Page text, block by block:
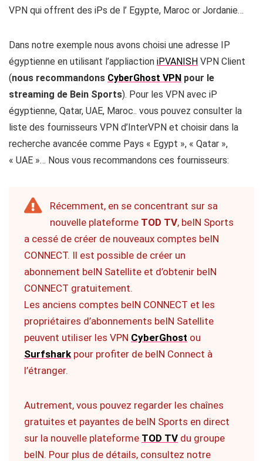
VPN qui offrent des iPs de l’ Egypte, Maroc or Jordanie…
Dans notre exemple nous avons choisi une adresse IP
égyptienne en utilisant l’appliaction iPVANISH VPN Client
(nous recommandons CyberGhost VPN pour le
streaming de Bein Sports). Pour les VPN avec iP
égyptienne, Qatar, UAE, Maroc.. vous pouvez consulter la
liste des fournisseurs VPN d’InterVPN et choisir dans la
recherche avancée comme Pays « Egypt », « Qatar »,
« UAE »… Nous vous recommandons ces fournisseurs:
Récemment, en se concentrant sur sa
nouvelle plateforme TOD TV, beIN Sports
a cessé de créer de nouveaux comptes beIN
CONNECT. Il est possible de créer un
abonnement beIN Satellite et d’obtenir beIN
CONNECT gratuitement.
Les anciens comptes beIN CONNECT et les
propriétaires d’abonnements beIN Satellite
peuvent utiliser les VPN CyberGhost ou
Surfshark pour profiter de beIN Connect à
l’étranger.
Autrement, vous pouvez regarder les chaînes
gratuites et payantes de beIN Sports en direct
sur la nouvelle plateforme TOD TV du groupe
beIN. Pour plus de détails, consultez notre